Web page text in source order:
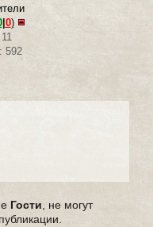
|0)
592
Гости , не могут